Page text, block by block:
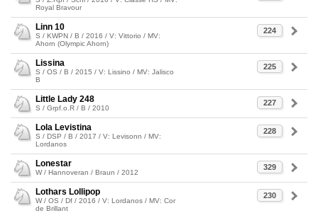
Royal Bravour
224
Linn 10
S / KWPN / B / 2016 / V: Vittorio / MV:
Ahorn (Olympic Ahorn)
225
Lissina
S / OS / B / 2015 / V: Lissino / MV: Jalisco
B
227
Little Lady 248
S / Grpf.o.R / B / 2010
228
Lola Levistina
S / DSP / B / 2017 / V: Levisonn / MV:
Lordanos
329
Lonestar
W / Hannoveran / Braun / 2012
230
Lothars Lollipop
W / OS / Df / 2016 / V: Lordanos / MV: Cor
de Brillant